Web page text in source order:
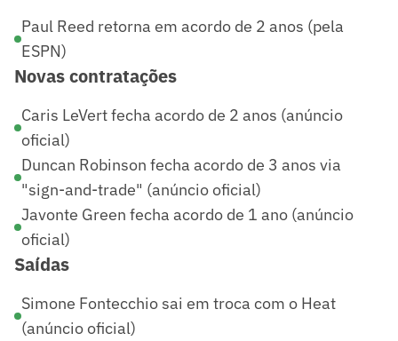
Paul Reed retorna em acordo de 2 anos (pela
ESPN)
Novas contratações
Caris LeVert fecha acordo de 2 anos (anúncio
oficial)
Duncan Robinson fecha acordo de 3 anos via
"sign-and-trade" (anúncio oficial)
Javonte Green fecha acordo de 1 ano (anúncio
oficial)
Saídas
Simone Fontecchio sai em troca com o Heat
(anúncio oficial)